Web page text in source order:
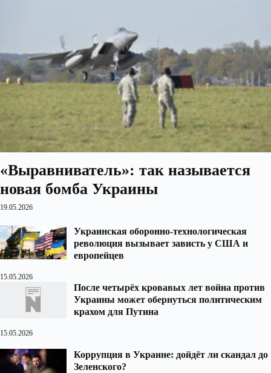
«Выравниватель»: так называется
новая бомба Украины
19.05.2026
Украинская оборонно-технологическая
революция вызывает зависть у США и
европейцев
15.05.2026
После четырёх кровавых лет война против
Украины может обернуться политическим
крахом для Путина
15.05.2026
Коррупция в Украине: дойдёт ли скандал до
Зеленского?